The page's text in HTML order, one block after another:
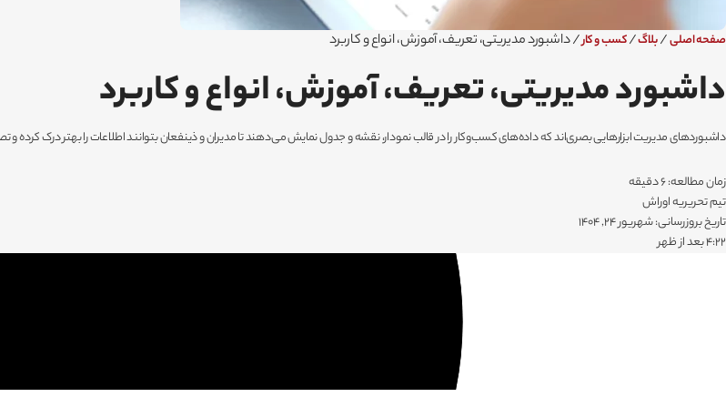
صفحه اصلی/بلاگ/کسب و کار/داشبورد مدیریتی، تعریف، آموزش، انواع و کاربرد
داشبورد مدیریتی، تعریف، آموزش، انواع و کاربرد
داشبوردهای مدیریت ابزارهایی بصری‌اند که داده‌های کسب‌وکار را در قالب نمودار، نقشه و جدول نمایش می‌دهند تا مدیران و ذینفعان بتوانند اطلاعات را بهتر درک
زمان مطالعه: 6 دقیقه
تیم تحریریه اوراش
تاریخ بروزرسانی: شهریور 24, 1404
۴:۲۲ بعد از ظهر